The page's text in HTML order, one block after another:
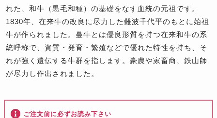
れた、和牛（黒毛和種）の基礎をなす血統の元祖です。
1830年、在来牛の改良に尽力した難波千代平のもとに始祖
牛が作られました。蔓牛とは優良形質を持つ在来和牛の系
統呼称で、資質・発育・繁殖などで優れた特性を持ち、そ
れが強く遺伝する牛群を指します。豪農や家畜商、鉄山師
が尽力し作出されました。
ご注文前に必ずお読み下さい